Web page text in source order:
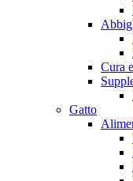
Cura
Gatto